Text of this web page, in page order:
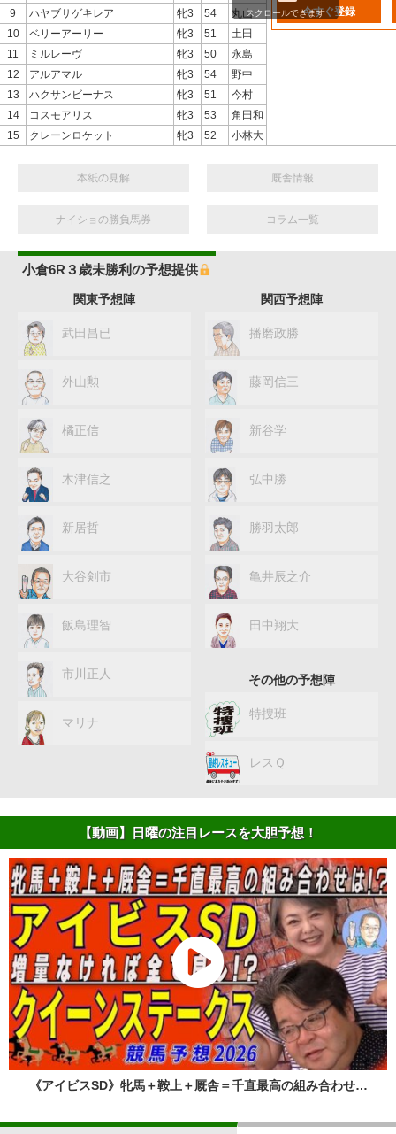
9
ハヤブサゲキレア
10
ベリーアーリー
11
ミルレーヴ
12
アルアマル
13
ハクサンビーナス
14
コスモアリス
15
クレーンロケット
今すぐ登録
牝3
54
丸山
牝3
51
土田
牝3
50
永島
牝3
54
野中
牝3
51
今村
牝3
53
角田和
牝3
52 小林大
スクロールできます
本紙の見解 厩舎情報
ナイショの勝負馬券 コラム一覧
小倉6R３歳未勝利の予想提供
関東予想陣
武田昌已
外山勲
橘正信
木津信之
新居哲
大谷剣市
飯島理智
市川正人
マリナ
関西予想陣
播磨政勝
藤岡信三
新谷学
弘中勝
勝羽太郎
亀井辰之介
田中翔大
その他の予想陣
特捜班
レスＱ
【動画】日曜の注目レースを大胆予想！
《アイビスSD》牝馬＋鞍上＋厩舎＝千直最高の組み合わせ…